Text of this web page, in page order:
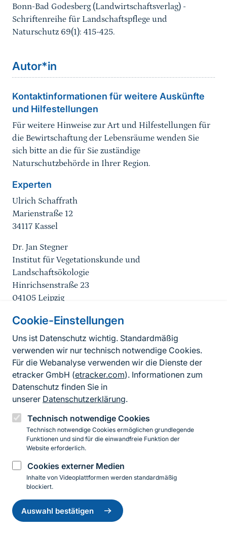
Cookie-Einstellungen
Uns ist Datenschutz wichtig. Standardmäßig
verwenden wir nur technisch notwendige Cookies.
Für die Webanalyse verwenden wir die Dienste der
etracker GmbH (etracker.com). Informationen zum
Datenschutz finden Sie in
unserer Datenschutzerklärung.
Technisch notwendige Cookies
Technisch notwendige Cookies ermöglichen grundlegende
Funktionen und sind für die einwandfreie Funktion der
Website erforderlich.
Cookies externer Medien
Inhalte von Videoplattformen werden standardmäßig
blockiert.
Auswahl bestätigen
Einwilligung
zurückziehen
Bonn-Bad Godesberg (Landwirtschaftsverlag) -
Schriftenreihe für Landschaftspflege und
Naturschutz 69(1): 415-425.
Sprungmarke
Autor*in
Kontaktinformationen für weitere Auskünfte
und Hilfestellungen
Für weitere Hinweise zur Art und Hilfestellungen für
die Bewirtschaftung der Lebensräume wenden Sie
sich bitte an die für Sie zuständige
Naturschutzbehörde in Ihrer Region.
Experten
Ulrich Schaffrath
Marienstraße 12
34117 Kassel
Dr. Jan Stegner
Institut für Vegetationskunde und
Landschaftsökologie
Hinrichsenstraße 23
04105 Leipzig
Autoren
Stephan Gürlich, Jörn Buse
Unter Mitarbeit von
Thorsten Aßmann, Lars Hendrich, Jörg Gebert,
Andrea Matern, Thomas Müller, Matthias Simon, Jan
Stegner
Sprungmarke
Weiterführende Downloads
Osmoderma eremita Merkmale (pdf, 174.61 KB)
Osmoderma eremita Verbreitungskarte
518.19 KB)